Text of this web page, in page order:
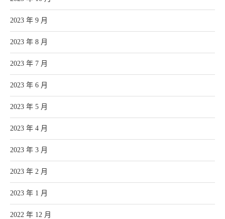
2023 年 9 月
2023 年 8 月
2023 年 7 月
2023 年 6 月
2023 年 5 月
2023 年 4 月
2023 年 3 月
2023 年 2 月
2023 年 1 月
2022 年 12 月